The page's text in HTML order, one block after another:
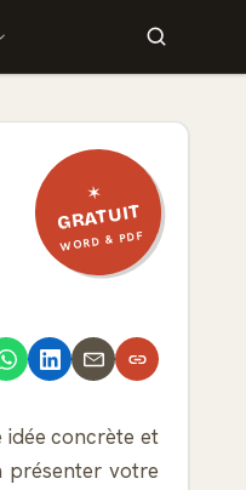
✶
GRATUIT
WORD & PDF
idée concrète et
présenter votre